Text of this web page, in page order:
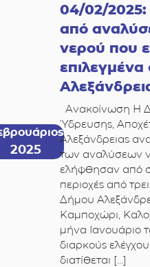
2025
04/02/
από
νερού που
Ανακοίνωση Η
Ύδρευσης,
Αλεξάνδρειας
των αναλύσεων
ελήφθησαν από
περιοχές από
Δήμου
Καμποχώρι,
μήνα Ιανουάριο
διαρκούς
διατίθεται […]